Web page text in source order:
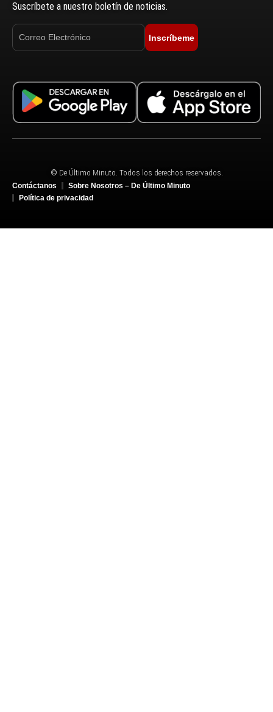
Suscríbete a nuestro boletín de noticias.
Inscríbeme
© De Último Minuto. Todos los derechos reservados.
Contáctanos
Sobre Nosotros – De Último Minuto
Política de privacidad